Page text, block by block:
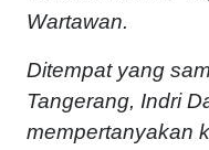
Wartawan.
Ditempat yang
Tangerang, Indri
mempertanyakan